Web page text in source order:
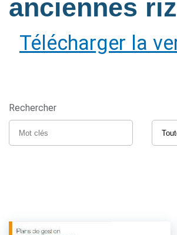
anciennes
Télécharger la
Rechercher